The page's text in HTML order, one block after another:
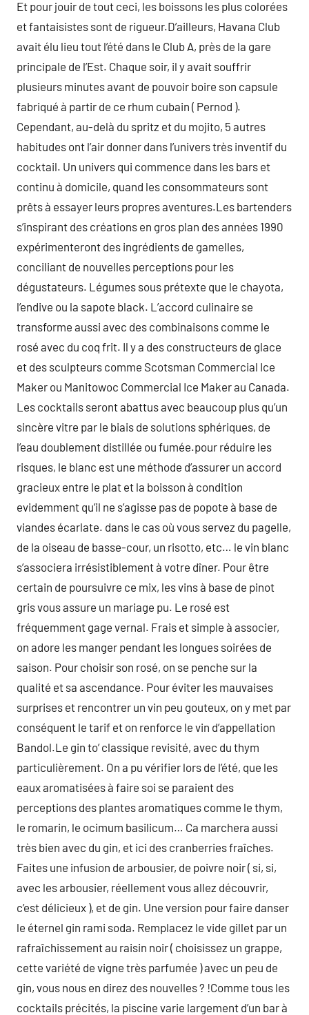
Et pour jouir de tout ceci, les boissons les plus colorées
et fantaisistes sont de rigueur.D’ailleurs, Havana Club
avait élu lieu tout l’été dans le Club A, près de la gare
principale de l’Est. Chaque soir, il y avait souffrir
plusieurs minutes avant de pouvoir boire son capsule
fabriqué à partir de ce rhum cubain ( Pernod ).
Cependant, au-delà du spritz et du mojito, 5 autres
habitudes ont l’air donner dans l’univers très inventif du
cocktail. Un univers qui commence dans les bars et
continu à domicile, quand les consommateurs sont
prêts à essayer leurs propres aventures.Les bartenders
s’inspirant des créations en gros plan des années 1990
expérimenteront des ingrédients de gamelles,
conciliant de nouvelles perceptions pour les
dégustateurs. Légumes sous prétexte que le chayota,
l’endive ou la sapote black. L’accord culinaire se
transforme aussi avec des combinaisons comme le
rosé avec du coq frit. Il y a des constructeurs de glace
et des sculpteurs comme Scotsman Commercial Ice
Maker ou Manitowoc Commercial Ice Maker au Canada.
Les cocktails seront abattus avec beaucoup plus qu’un
sincère vitre par le biais de solutions sphériques, de
l’eau doublement distillée ou fumée.pour réduire les
risques, le blanc est une méthode d’assurer un accord
gracieux entre le plat et la boisson à condition
evidemment qu’il ne s’agisse pas de popote à base de
viandes écarlate. dans le cas où vous servez du pagelle,
de la oiseau de basse-cour, un risotto, etc… le vin blanc
s’associera irrésistiblement à votre dîner. Pour être
certain de poursuivre ce mix, les vins à base de pinot
gris vous assure un mariage pu. Le rosé est
fréquemment gage vernal. Frais et simple à associer,
on adore les manger pendant les longues soirées de
saison. Pour choisir son rosé, on se penche sur la
qualité et sa ascendance. Pour éviter les mauvaises
surprises et rencontrer un vin peu gouteux, on y met par
conséquent le tarif et on renforce le vin d’appellation
Bandol.Le gin to’ classique revisité, avec du thym
particulièrement. On a pu vérifier lors de l’été, que les
eaux aromatisées à faire soi se paraient des
perceptions des plantes aromatiques comme le thym,
le romarin, le ocimum basilicum… Ca marchera aussi
très bien avec du gin, et ici des cranberries fraîches.
Faites une infusion de arbousier, de poivre noir ( si, si,
avec les arbousier, réellement vous allez découvrir,
c’est délicieux ), et de gin. Une version pour faire danser
le éternel gin rami soda. Remplacez le vide gillet par un
rafraîchissement au raisin noir ( choisissez un grappe,
cette variété de vigne très parfumée ) avec un peu de
gin, vous nous en direz des nouvelles ? !Comme tous les
cocktails précités, la piscine varie largement d’un bar à